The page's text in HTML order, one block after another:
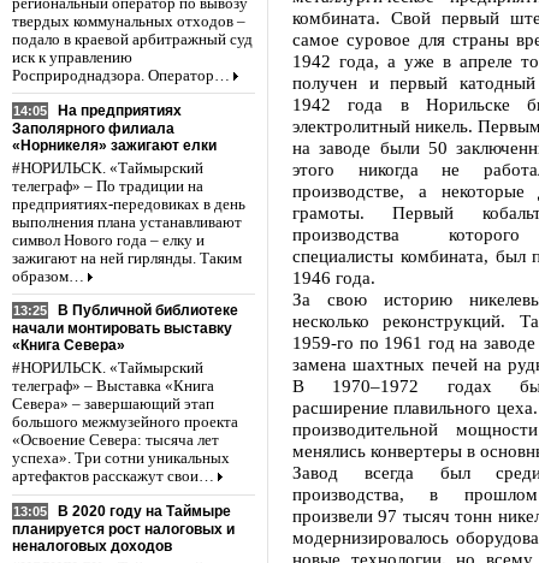
твердых коммунальных отходов –
подало в краевой арбитражный суд
иск к управлению
Росприроднадзора. Оператор…
14:05
На предприятиях
Заполярного филиала
«Норникеля» зажигают елки
#НОРИЛЬСК. «Таймырский
телеграф» – По традиции на
предприятиях-передовиках в день
выполнения плана устанавливают
символ Нового года – елку и
зажигают на ней гирлянды. Таким
образом…
13:25
В Публичной библиотеке
начали монтировать выставку
«Книга Севера»
#НОРИЛЬСК. «Таймырский
телеграф» – Выставка «Книга
Севера» – завершающий этап
большого межмузейного проекта
«Освоение Севера: тысяча лет
успеха». Три сотни уникальных
артефактов расскажут свои…
13:05
В 2020 году на Таймыре
планируется рост налоговых и
неналоговых доходов
комбината. Свой первый
самое суровое для страны
1942 года, а уже в апреле
получен и первый
1942 года в Норильске
электролитный никель.
на заводе были 50
этого никогда не
производстве, а
грамоты. Первый
производства которого
специалисты комбината, был
1946 года.
За свою историю
несколько реконструкций.
1959-го по 1961 год на
замена шахтных печей на
В 1970–1972 годах
расширение плавильного
производительной
менялись конвертеры в
Завод всегда был среди
производства, в
произвели 97 тысяч тонн
модернизировалось
новые технологии, но